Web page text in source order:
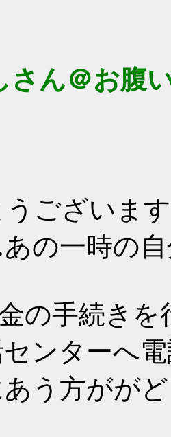
さん＠お腹
ございま
の一時の
の手続きを
ンターへ
う方がが